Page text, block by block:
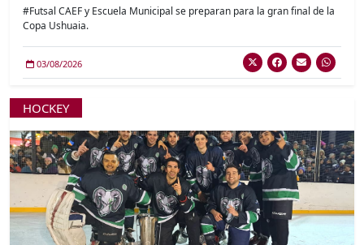
#Futsal CAEF y Escuela Municipal se preparan para la gran final de la
Copa Ushuaia.
03/08/2026
HOCKEY